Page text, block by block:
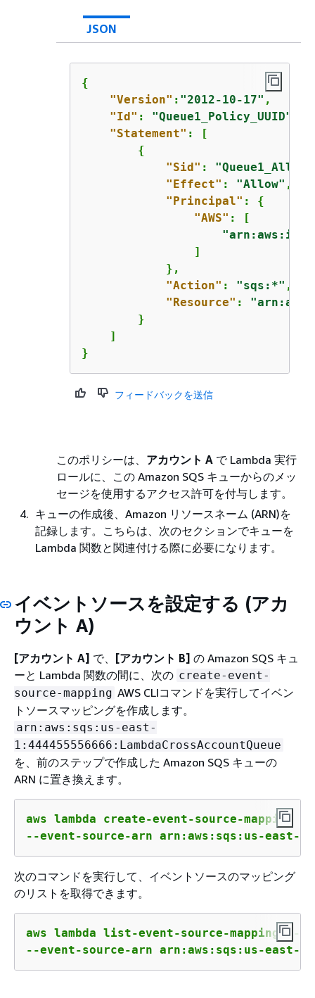
JSON
{
"Version" : "2012-10-17" ,
"Id" : "Queue1_Policy_UUID"
"Statement" : [
{
"Sid" :
"Effect" : "Allow" ,
"Principal" : {
"AWS" : [
                ]
            },
"Action" : "sqs:*" ,
"Resource" :
        }
    ]
}
フィードバックを送信
このポリシーは、 アカウント A で Lambda 実行
ロールに、この Amazon SQS キューからのメッ
セージを使用するアクセス許可を付与します。
キューの作成後、Amazon リソースネーム (ARN)を
記録します。こちらは、次のセクションでキューを
Lambda 関数と関連付ける際に必要になります。
イベントソースを設定する (アカ
ウント A)
[アカウント A] で、 [アカウント B] の Amazon SQS キュ
ーと Lambda 関数の間に、次の create-event-
source-mapping AWS CLIコマンドを実行してイベン
トソースマッピングを作成します。
arn:aws:sqs:us-east-
1:444455556666:LambdaCrossAccountQueue
を、前のステップで作成した Amazon SQS キューの
ARN に置き換えます。
aws lambda create-event-source-mapping
--event-source-arn arn:aws:sqs:us-east-1:
次のコマンドを実行して、イベントソースのマッピング
のリストを取得できます。
aws lambda list-event-source-mappings --
--event-source-arn arn:aws:sqs:us-east-1: